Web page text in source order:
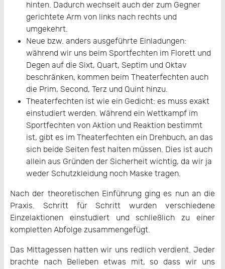
hinten. Dadurch wechselt auch der zum Gegner
gerichtete Arm von links nach rechts und
umgekehrt.
Neue bzw. anders ausgeführte Einladungen:
während wir uns beim Sportfechten im Florett und
Degen auf die Sixt, Quart, Septim und Oktav
beschränken, kommen beim Theaterfechten auch
die Prim, Second, Terz und Quint hinzu.
Theaterfechten ist wie ein Gedicht: es muss exakt
einstudiert werden. Während ein Wettkampf im
Sportfechten von Aktion und Reaktion bestimmt
ist, gibt es im Theaterfechten ein Drehbuch, an das
sich beide Seiten fest halten müssen. Dies ist auch
allein aus Gründen der Sicherheit wichtig, da wir ja
weder Schutzkleidung noch Maske tragen.
Nach der theoretischen Einführung ging es nun an die
Praxis. Schritt für Schritt wurden verschiedene
Einzelaktionen einstudiert und schließlich zu einer
kompletten Abfolge zusammengefügt.
Das Mittagessen hatten wir uns redlich verdient. Jeder
brachte nach Belieben etwas mit, so dass wir uns